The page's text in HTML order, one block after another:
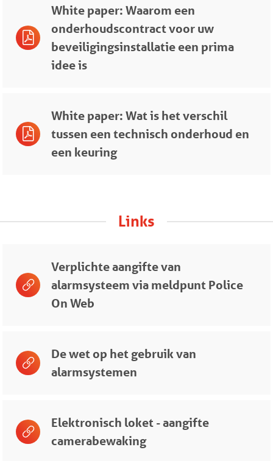
White paper: Waarom een
onderhoudscontract voor uw
beveiligingsinstallatie een prima
idee is
White paper: Wat is het verschil
tussen een technisch onderhoud en
een keuring
Links
Verplichte aangifte van
alarmsysteem via meldpunt Police
On Web
De wet op het gebruik van
alarmsystemen
Elektronisch loket - aangifte
camerabewaking